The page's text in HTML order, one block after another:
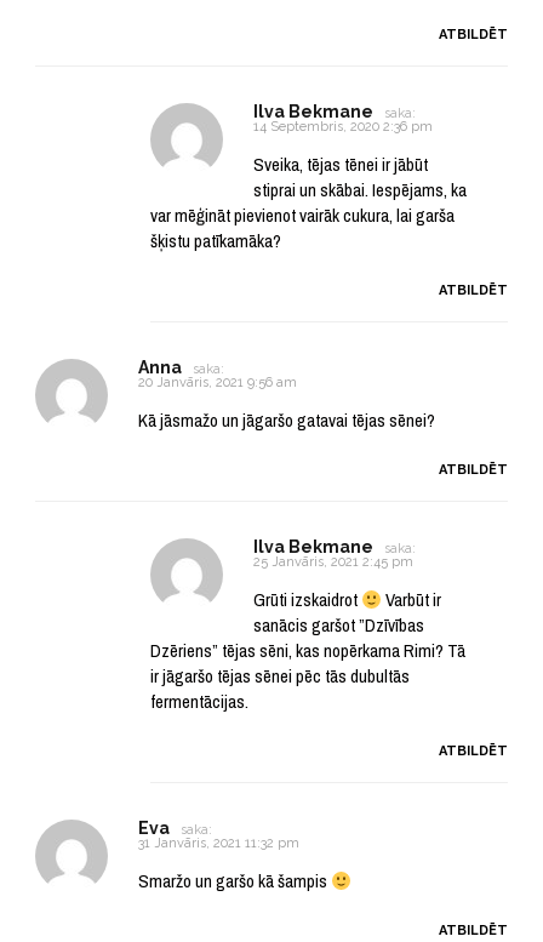
ATBILDĒT
Ilva Bekmane
saka:
14 Septembris, 2020 2:36 pm
Sveika, tējas tēnei ir jābūt
stiprai un skābai. Iespējams, ka
var mēģināt pievienot vairāk cukura, lai garša
šķistu patīkamāka?
ATBILDĒT
Anna
saka:
20 Janvāris, 2021 9:56 am
Kā jāsmažo un jāgaršo gatavai tējas sēnei?
ATBILDĒT
Ilva Bekmane
saka:
25 Janvāris, 2021 2:45 pm
Grūti izskaidrot
Varbūt ir
sanācis garšot ”Dzīvības
Dzēriens” tējas sēni, kas nopērkama Rimi? Tā
ir jāgaršo tējas sēnei pēc tās dubultās
fermentācijas.
ATBILDĒT
Eva
saka:
31 Janvāris, 2021 11:32 pm
Smaržo un garšo kā šampis
ATBILDĒT